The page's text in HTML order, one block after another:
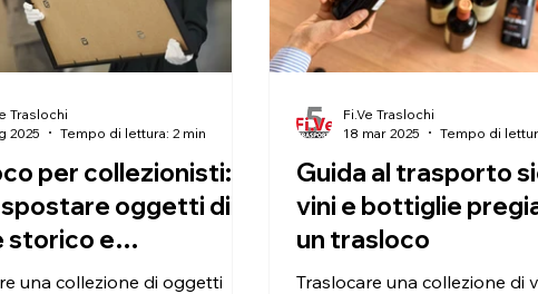
per collezionisti:
oggetti di
storico e
in sicurezza
una collezione di oggetti
Traslochi
2025
Tempo di lettura: 2 min
Guida al trasporto
vini e bottiglie
un trasloco
Traslocare una collezione di
Fi.Ve Traslochi
18 mar 2025
Tempo di